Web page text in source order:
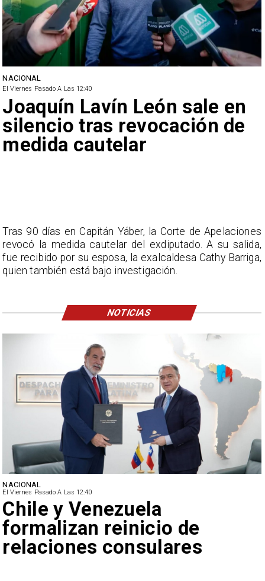
NACIONAL
El Viernes Pasado A Las 12:40
Feriantes rechazan dichos
de Camila Flores sobre
Fabiola Campillai
NACIONAL
El Viernes Pasado A Las 12:40
Joaquín Lavín León sale en
silencio tras revocación de
medida cautelar
Tras 90 días en Capitán Yáber, la Corte de Apelaciones
revocó la medida cautelar del exdiputado. A su salida,
fue recibido por su esposa, la exalcaldesa Cathy Barriga,
quien también está bajo investigación.
NOTICIAS